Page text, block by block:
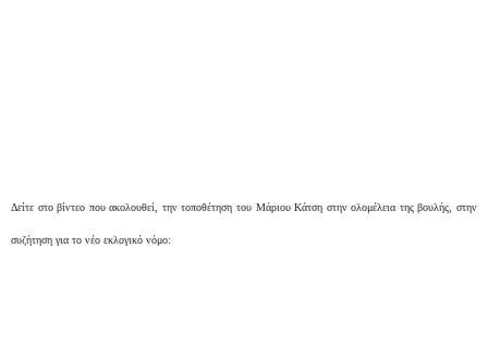
Δείτε στο βίντεο που ακολουθεί, την τοποθέτηση του Μάριου Κάτση στην ολομέλεια της βουλής, στην
συζήτηση για το νέο εκλογικό νόμο: